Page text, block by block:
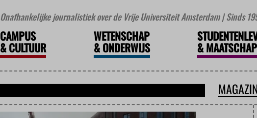
Onafhankelijke journalistiek over de Vrije Universiteit Amsterdam | Sinds
CAMPUS
&CULTUUR
WETENSCHAP
&ONDERWIJS &